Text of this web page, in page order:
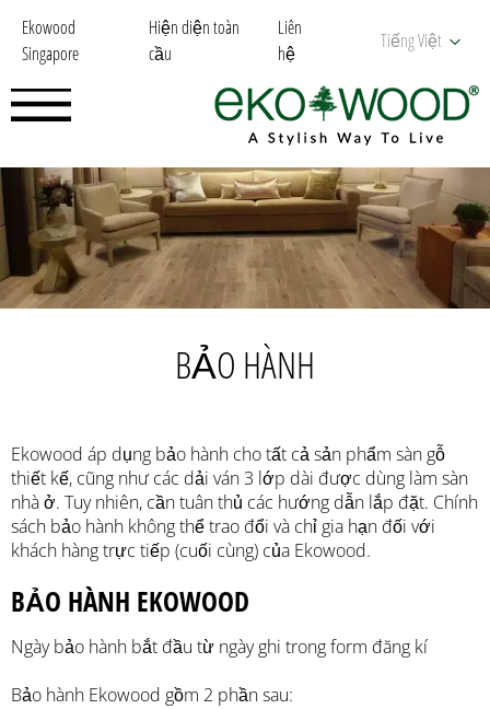
Ekowood
Singapore
Hiện diện toàn
cầu
Liên
hệ
Tiếng Việt
BẢO HÀNH
Ekowood áp dụng bảo hành cho tất cả sản phẩm sàn gỗ
thiết kế, cũng như các dải ván 3 lớp dài được dùng làm sàn
nhà ở. Tuy nhiên, cần tuân thủ các hướng dẫn lắp đặt. Chính
sách bảo hành không thể trao đổi và chỉ gia hạn đối với
khách hàng trực tiếp (cuối cùng) của Ekowood.
BẢO HÀNH EKOWOOD
Ngày bảo hành bắt đầu từ ngày ghi trong form đăng kí
Bảo hành Ekowood gồm 2 phần sau: